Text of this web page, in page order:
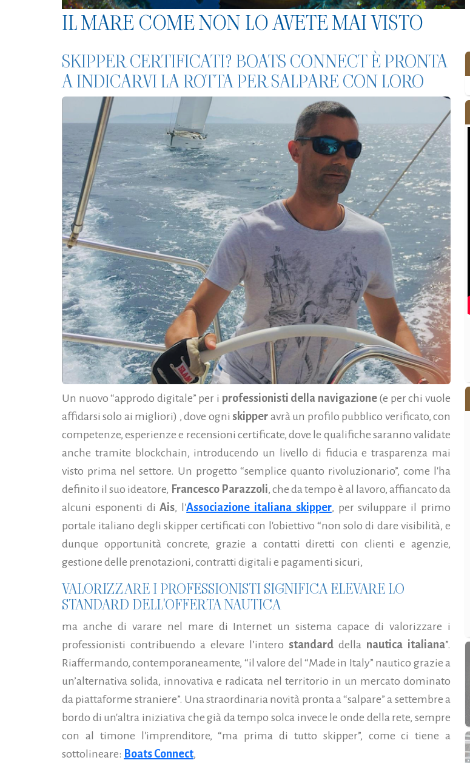
IL MARE COME NON LO AVETE MAI VISTO
SKIPPER CERTIFICATI? BOATS CONNECT È PRONTA
A INDICARVI LA ROTTA PER SALPARE CON LORO
Un nuovo “approdo digitale” per i professionisti della navigazione(e per chi vuole
affidarsi solo ai migliori) , dove ogni skipper avrà un profilo pubblico verificato, con
competenze, esperienze e recensioni certificate, dove le qualifiche saranno validate
anche tramite blockchain, introducendo un livello di fiducia e trasparenza mai
visto prima nel settore. Un progetto “semplice quanto rivoluzionario”, come l'ha
definito il suo ideatore, Francesco Parazzoli, che da tempo è al lavoro, affiancato da
alcuni esponenti diAis, l'Associazione italiana skipper, per sviluppare il primo
portale italiano degli skipper certificati con l'obiettivo “non solo di dare visibilità, e
dunque opportunità concrete, grazie a contatti diretti con clienti e agenzie,
gestione delle prenotazioni, contratti digitali e pagamenti sicuri,
VALORIZZARE I PROFESSIONISTI SIGNIFICA ELEVARE LO
STANDARD DELL'OFFERTA NAUTICA
ma anche di varare nel mare di Internet un sistema capace di valorizzare i
professionisti contribuendo a elevare l’intero standard della nautica italiana”.
Riaffermando, contemporaneamente, “il valore del “Made in Italy” nautico grazie a
un’alternativa solida, innovativa e radicata nel territorio in un mercato dominato
da piattaforme straniere”. Una straordinaria novità pronta a “salpare” a settembre a
bordo di un'altra iniziativa che già da tempo solca invece le onde della rete, sempre
con al timone l'imprenditore, “ma prima di tutto skipper”, come ci tiene a
sottolineare: Boats Connect,